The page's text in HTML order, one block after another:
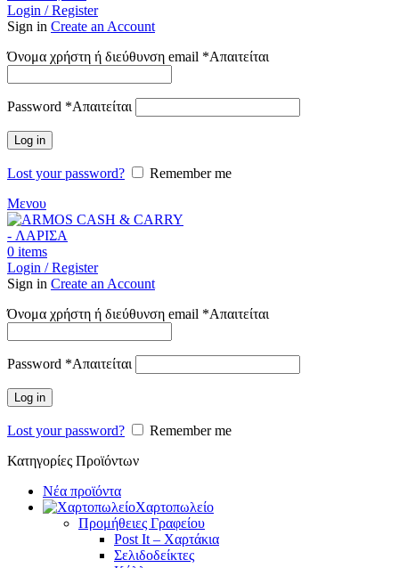
Login / Register
Sign in Create an Account
Όνομα χρήστη ή διεύθυνση email *Απαιτείται
Password *Απαιτείται
Log in
Lost your password?
Remember me
Μενου
0 items
Login / Register
Sign in Create an Account
Όνομα χρήστη ή διεύθυνση email *Απαιτείται
Password *Απαιτείται
Log in
Lost your password?
Remember me
Κατηγορίες Προϊόντων
Νέα προϊόντα
Χαρτοπωλείο
Προμήθειες Γραφείου
Post It – Χαρτάκια
Σελιδοδείκτες